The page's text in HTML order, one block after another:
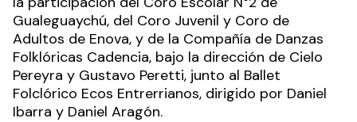
Gualeguaychú, del Coro Juvenil y Coro de
Adultos de Enova, y de la Compañía de Danzas
Folklóricas Cadencia, bajo la dirección de Cielo
Pereyra y Gustavo Peretti, junto al Ballet
Folclórico Ecos Entrerrianos, dirigido por Daniel
Ibarra y Daniel Aragón.